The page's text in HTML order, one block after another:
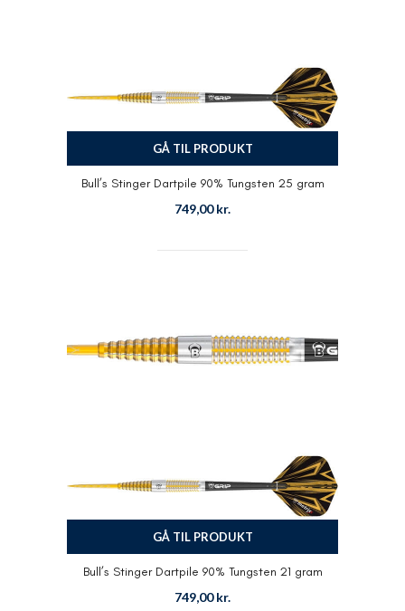
GÅ TIL PRODUKT
Bull’s Stinger Dartpile 90% Tungsten 25 gram
749,00kr.
GÅ TIL PRODUKT
Bull’s Stinger Dartpile 90% Tungsten 21 gram
749,00kr.